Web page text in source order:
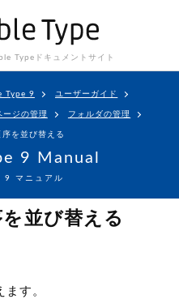
Type ドキュメントサイト
Type 9 ユーザーガイド
ージの管理 フォルダの管理
を並び替える
9 Manual
マニュアル
並び替える
す。